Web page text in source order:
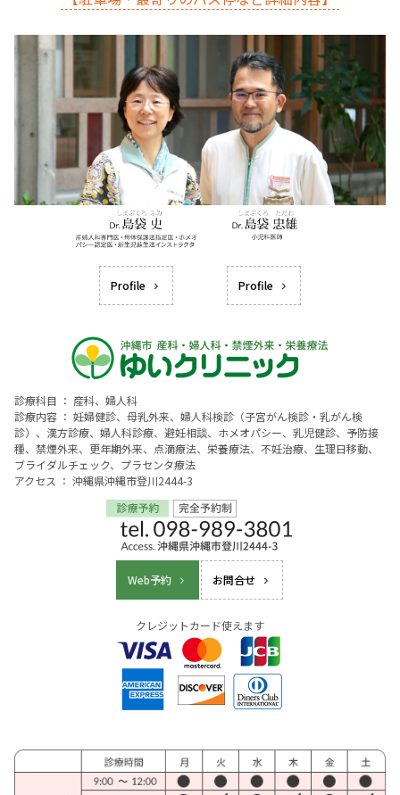
Profile Profile
診療科目 ： 産科、婦人科
診療内容 ： 妊婦健診、母乳外来、婦人科検診（子宮がん検診・乳がん検
診）、漢方診療、婦人科診療、避妊相談、ホメオパシー、乳児健診、予防接
種、禁煙外来、更年期外来、点滴療法、栄養療法、不妊治療、生理日移動、
ブライダルチェック、プラセンタ療法
アクセス ： 沖縄県沖縄市登川2444-3
Web予約 お問合せ
クレジットカード使えます